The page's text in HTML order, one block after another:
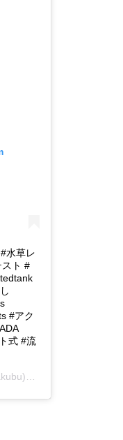
水草レ
ト #
#アク
式 #流
た投稿 -